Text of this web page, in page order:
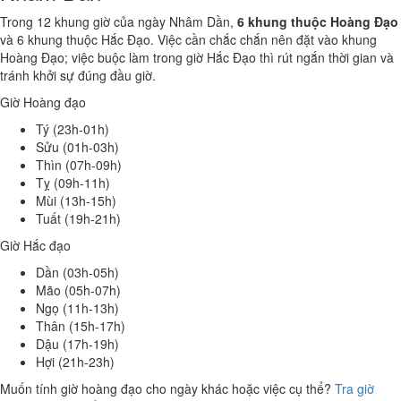
Trong 12 khung giờ của ngày Nhâm Dần, 6 khung thuộc Hoàng Đạo
và 6 khung thuộc Hắc Đạo. Việc cần chắc chắn nên đặt vào khung
Hoàng Đạo; việc buộc làm trong giờ Hắc Đạo thì rút ngắn thời gian và
tránh khởi sự đúng đầu giờ.
Giờ Hoàng đạo
Tý (23h-01h)
Sửu (01h-03h)
Thìn (07h-09h)
Tỵ (09h-11h)
Mùi (13h-15h)
Tuất (19h-21h)
Giờ Hắc đạo
Dần (03h-05h)
Mão (05h-07h)
Ngọ (11h-13h)
Thân (15h-17h)
Dậu (17h-19h)
Hợi (21h-23h)
Muốn tính giờ hoàng đạo cho ngày khác hoặc việc cụ thể? Tra giờ